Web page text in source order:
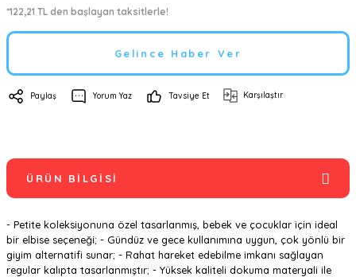
*122,21 TL den başlayan taksitlerle!
Gelince Haber Ver
Paylaş Yorum Yaz Tavsiye Et Karşılaştır
ÜRÜN BILGISI
- Petite koleksiyonuna özel tasarlanmış, bebek ve çocuklar için ideal
bir elbise seçeneği; - Gündüz ve gece kullanımına uygun, çok yönlü bir
giyim alternatifi sunar; - Rahat hareket edebilme imkanı sağlayan
regular kalıpta tasarlanmıştır; - Yüksek kaliteli dokuma materyali ile